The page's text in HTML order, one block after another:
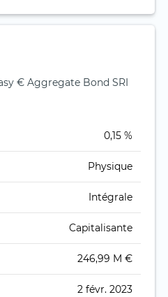
€ Aggregate Bond SRI
0,15 %
Physique
Intégrale
Capitalisante
246,99 M €
2 févr. 2023